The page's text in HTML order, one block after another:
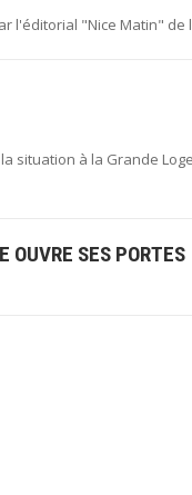
l'éditorial "Nice Matin" de
situation à la Grande
OUVRE SES PORTES